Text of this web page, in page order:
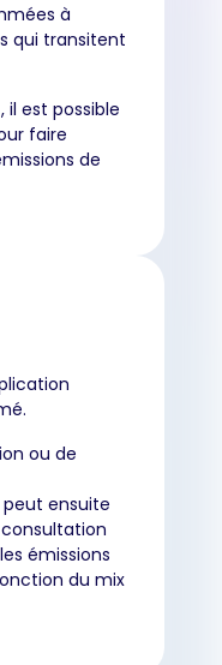
à
qui transitent
il est possible
faire
de
ou de
ensuite
émissions
du mix